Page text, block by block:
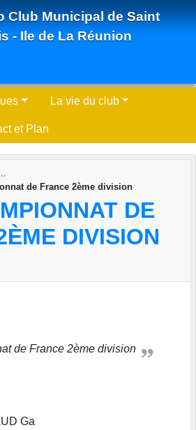
Club Municipal de Saint
- Ile de La Réunion
La vie du club
et Plan
de France 2ème division
DE
DIVISION
de France 2ème division
Ga
cookies